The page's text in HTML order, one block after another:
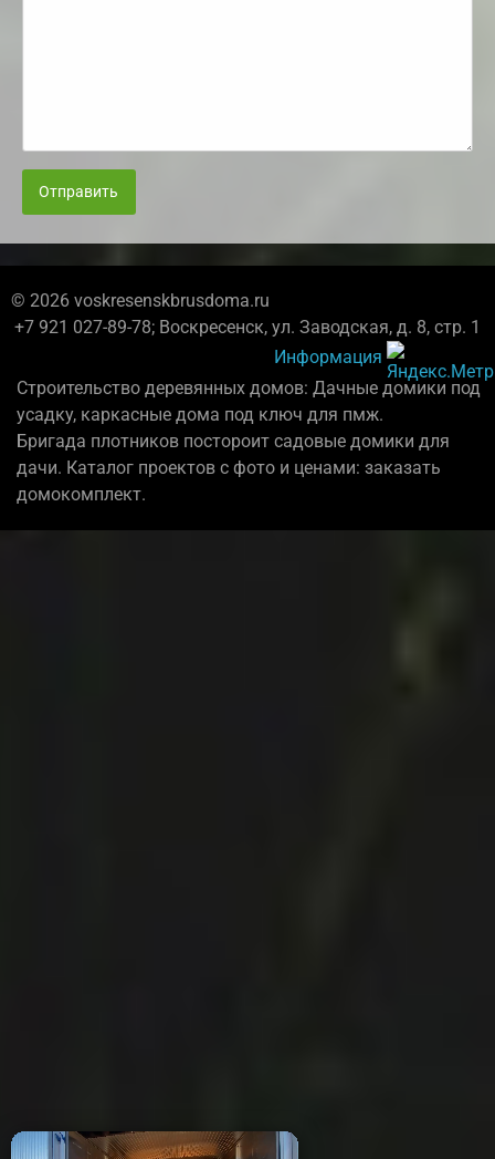
Отправить
© 2026 voskresenskbrusdoma.ru
+7 921 027-89-78; Воскресенск, ул. Заводская, д. 8, стр. 1
Информация
Строительство деревянных домов: Дачные домики под
усадку, каркасные дома под ключ для пмж.
Бригада плотников постороит садовые домики для
дачи. Каталог проектов с фото и ценами: заказать
домокомплект.